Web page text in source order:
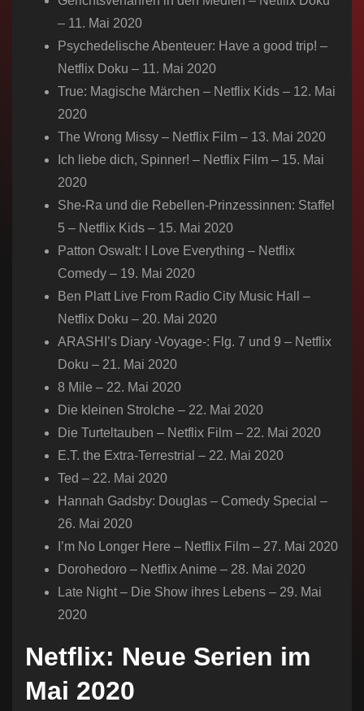
– 11. Mai 2020
Psychedelische Abenteuer: Have a good trip! –
Netflix Doku – 11. Mai 2020
True: Magische Märchen – Netflix Kids – 12. Mai
2020
The Wrong Missy – Netflix Film – 13. Mai 2020
Ich liebe dich, Spinner! – Netflix Film – 15. Mai
2020
She-Ra und die Rebellen-Prinzessinnen: Staffel
5 – Netflix Kids – 15. Mai 2020
Patton Oswalt: I Love Everything – Netflix
Comedy – 19. Mai 2020
Ben Platt Live From Radio City Music Hall –
Netflix Doku – 20. Mai 2020
ARASHI’s Diary -Voyage-: Flg. 7 und 9 – Netflix
Doku – 21. Mai 2020
8 Mile – 22. Mai 2020
Die kleinen Strolche – 22. Mai 2020
Die Turteltauben – Netflix Film – 22. Mai 2020
E.T. the Extra-Terrestrial – 22. Mai 2020
Ted – 22. Mai 2020
Hannah Gadsby: Douglas – Comedy Special –
26. Mai 2020
I’m No Longer Here – Netflix Film – 27. Mai 2020
Dorohedoro – Netflix Anime – 28. Mai 2020
Late Night – Die Show ihres Lebens – 29. Mai
2020
Netflix: Neue Serien im
Mai 2020